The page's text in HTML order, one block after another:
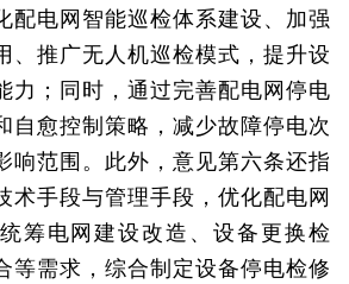
配电网智能巡检体系建设、加强
、推广无人机巡检模式，提升设
力；同时，通过完善配电网停电
自愈控制策略，减少故障停电次
响范围。此外，意见第六条还指
术手段与管理手段，优化配电网
筹电网建设改造、设备更换检
等需求，综合制定设备停电检修